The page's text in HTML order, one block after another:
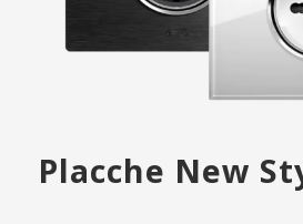
Placche New